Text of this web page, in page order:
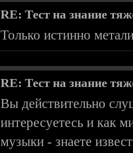
RE: Тест на знание
Только истинно
RE: Тест на знание
Вы действительно
интересуетесь и как
музыки - знаете